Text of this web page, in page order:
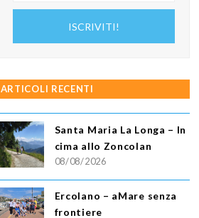
ISCRIVITI!
ARTICOLI RECENTI
Santa Maria La Longa – In
cima allo Zoncolan
08/08/2026
Ercolano – aMare senza
frontiere